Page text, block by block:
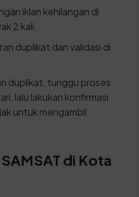
iklan kehilangan di
2 kali.
duplikat dan validasi di
duplikat, tunggu proses
lalu lakukan konfirmasi
untuk mengambil
di Kota